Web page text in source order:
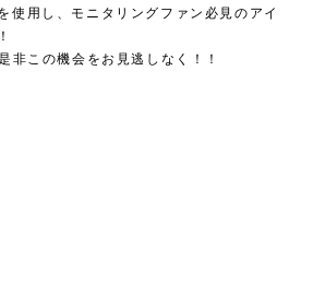
使用し、モニタリングファン必見のアイ
非この機会をお見逃しなく！！